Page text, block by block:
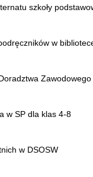
szkoły
w
Zawodowego
w SP dla klas 4-8
w DSOSW